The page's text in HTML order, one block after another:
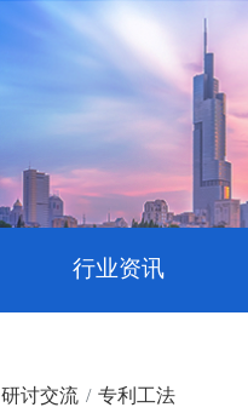
行业资讯
研讨交流 专利工法